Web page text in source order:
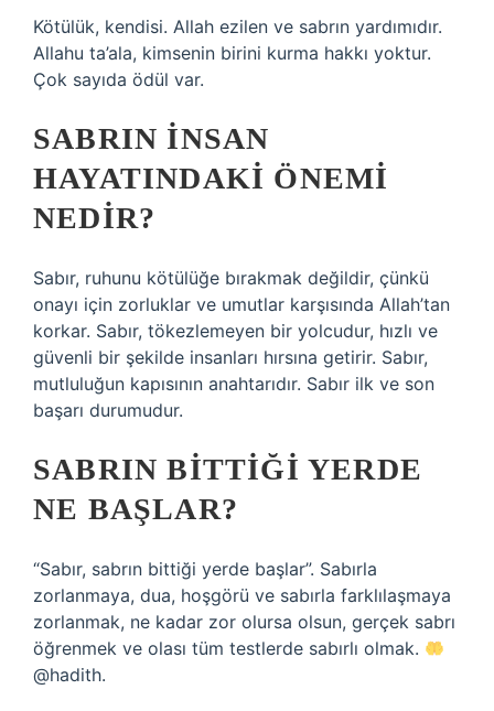
Kötülük, kendisi. Allah ezilen ve sabrın yardımıdır.
Allahu ta’ala, kimsenin birini kurma hakkı yoktur.
Çok sayıda ödül var.
SABRIN INSAN
HAYATINDAKI ÖNEMI
NEDIR?
Sabır, ruhunu kötülüğe bırakmak değildir, çünkü
onayı için zorluklar ve umutlar karşısında Allah’tan
korkar. Sabır, tökezlemeyen bir yolcudur, hızlı ve
güvenli bir şekilde insanları hırsına getirir. Sabır,
mutluluğun kapısının anahtarıdır. Sabır ilk ve son
başarı durumudur.
SABRIN BITTIĞI YERDE
NE BAŞLAR?
“Sabır, sabrın bittiği yerde başlar”. Sabırla
zorlanmaya, dua, hoşgörü ve sabırla farklılaşmaya
zorlanmak, ne kadar zor olursa olsun, gerçek sabrı
öğrenmek ve olası tüm testlerde sabırlı olmak.
@hadith.